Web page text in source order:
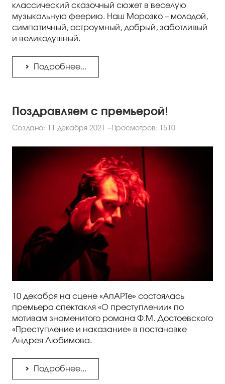
классический сказочный сюжет в веселую
музыкальную феерию. Наш Морозко – молодой,
симпатичный, остроумный, добрый, заботливый
и великодушный.
Подробнее...
Поздравляем с премьерой!
Создано: 11 декабря 2021 Просмотров: 1510
10 декабря на сцене «АпАРТе» состоялась
премьера спектакля «О преступлении» по
мотивам знаменитого романа Ф.М. Достоевского
«Преступление и наказание» в постановке
Андрея Любимова.
Подробнее...